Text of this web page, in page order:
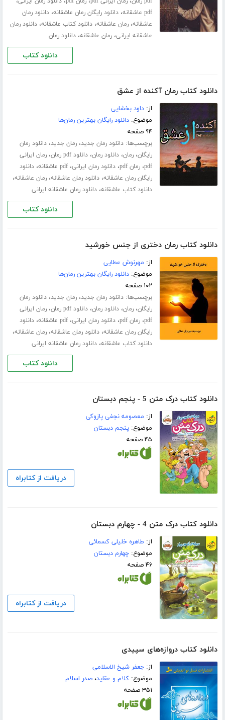
pdf عاشقانه ،دانلود رایگان رمان عاشقانه،دانلود رمان
عاشقانه،رمان عاشقانه،دانلود کتاب عاشقانه،دانلود رمان
عاشقانه ایرانی،رمان عاشقانه،دانلود رمان
دانلود کتاب
دانلود کتاب رمان آکنده از عشق
از:داود بخشایی
موضوع:دانلود رایگان بهترین رمان‌ها
۹۴ صفحه
برچسب‌ها:دانلود رمان جدید،رمان جدید،دانلود رمان
رایگان،رمان،دانلود رمان،دانلود pdf رمان ،رمان ایرانی
pdf،رمان pdf ،دانلود رمان ایرانی،pdf عاشقانه ،دانلود
رایگان رمان عاشقانه،دانلود رمان عاشقانه،رمان عاشقانه،
دانلود کتاب عاشقانه،دانلود رمان عاشقانه ایرانی
دانلود کتاب
دانلود کتاب رمان دختری از جنس خورشید
از: مهرنوش عطایی
موضوع:دانلود رایگان بهترین رمان‌ها
۱۰۲ صفحه
برچسب‌ها:دانلود رمان جدید،رمان جدید،دانلود رمان
رایگان،رمان،دانلود رمان،دانلود pdf رمان ،رمان ایرانی
pdf،رمان pdf ،دانلود رمان ایرانی،pdf عاشقانه ،دانلود
رایگان رمان عاشقانه،دانلود رمان عاشقانه،رمان عاشقانه،
دانلود کتاب عاشقانه،دانلود رمان عاشقانه ایرانی
دانلود کتاب
دانلود کتاب درک متن 5 - پنجم دبستان
از: معصومه نجفی پازوکی
موضوع:پنجم دبستان
۴۵ صفحه
دریافت از کتابراه
دانلود کتاب درک متن 4 - چهارم دبستان
از: طاهره خلیلی کسمائی
موضوع:چهارم دبستان
۴۶ صفحه
دریافت از کتابراه
دانلود کتاب دروازه‌های سپیدی
از:جعفر شیخ الاسلامی
موضوع:کلام و عقاید،صدر اسلام
۳۵۱ صفحه